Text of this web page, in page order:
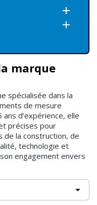


marque
spécialisée dans la
de mesure
d’expérience, elle
précises pour
de la construction, de
technologie et
engagement envers
